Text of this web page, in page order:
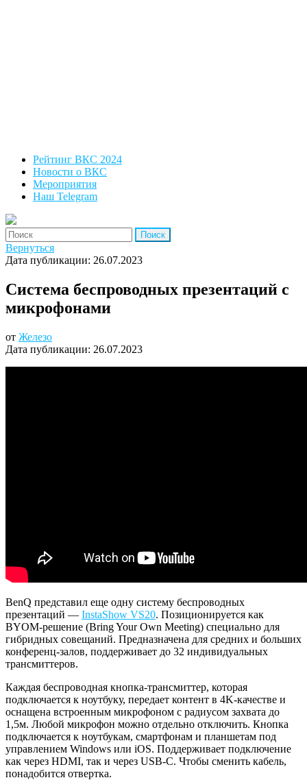
Рейтинг ВКС 2024
Новости о ВКС
Мероприятия
Наш Telegram
'Найти:
Вернуться
Дата публикации: 26.07.2023
Система беспроводных презентаций с
микрофонами
от Железо
Дата публикации: 26.07.2023
BenQ представил еще одну систему беспроводных
презентаций — InstaShow VS20. Позиционируется как
BYOM-решение (Bring Your Own Meeting) специально для
гибридных совещаний. Предназначена для средних и больших
конференц-залов, поддерживает до 32 индивидуальных
трансмиттеров.
Каждая беспроводная кнопка-трансмиттер, которая
подключается к ноутбуку, передает контент в 4K-качестве и
оснащена встроенным микрофоном с радиусом захвата до
1,5м. Любой микрофон можно отдельно отключить. Кнопка
подключается к ноутбукам, смартфонам и планшетам под
управлением Windows или iOS. Поддерживает подключение
как через HDMI, так и через USB-C. Чтобы сменить кабель,
понадобится отвертка.